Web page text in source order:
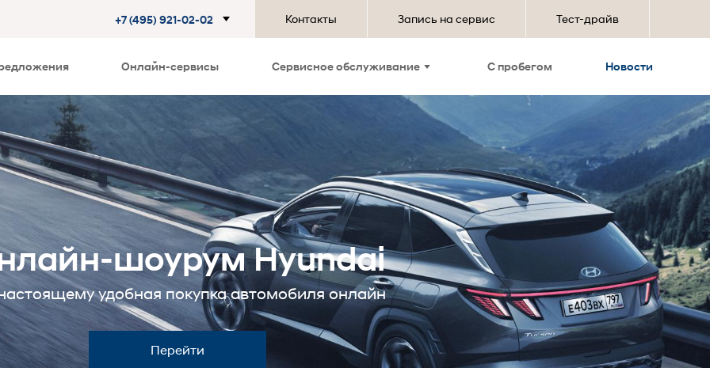
+7 (495) 921-02-02 Контакты Запись на сервис Тест-драйв
Онлайн-сервисы Сервисное обслуживание С пробегом Новости
шоурум Hyundai
удобная покупка автомобиля онлайн
Перейти